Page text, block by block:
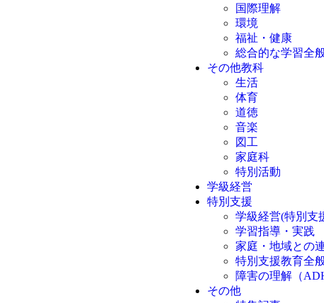
国際理解
環境
福祉・健康
総合的な学習全
その他教科
生活
体育
道徳
音楽
図工
家庭科
特別活動
学級経営
特別支援
学級経営(特別支
学習指導・実践
家庭・地域との
特別支援教育全
障害の理解（
その他